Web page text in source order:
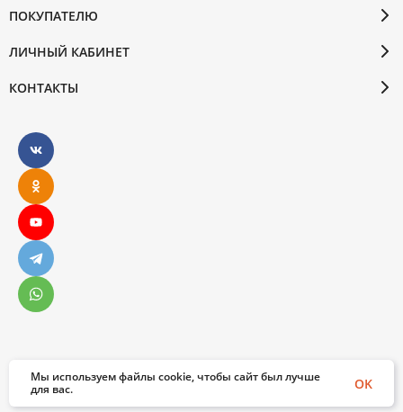
ПОКУПАТЕЛЮ
ЛИЧНЫЙ КАБИНЕТ
КОНТАКТЫ
© 2026 Бослен. Все права защищены
Мы используем файлы cookie, чтобы сайт был лучше
для вас.
OK